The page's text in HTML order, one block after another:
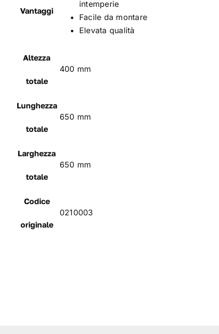
Vantaggi
intemperie
Facile da montare
Elevata qualità
Altezza
totale
400 mm
Lunghezza
totale
650 mm
Larghezza
totale
650 mm
Codice
originale
0210003